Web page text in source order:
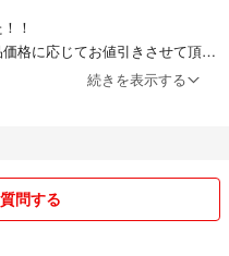
！
格に応じてお値引きさせて頂き
続きを表示する
問する